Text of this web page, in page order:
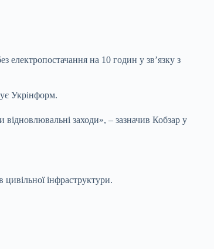
на 10 годин у зв’язку з
Укрінформ.
відновлювальні заходи», – зазначив Кобзар у
інфраструктури.